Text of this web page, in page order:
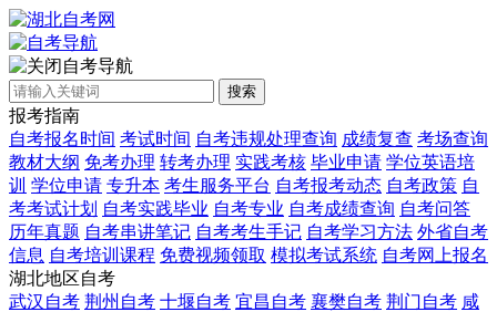
自考导航
搜索
报考指南
自考报名时间 考试时间 自考违规处理查询 成绩复查 考场查询
教材大纲 免考办理 转考办理 实践考核 毕业申请 学位英语培
训 学位申请 专升本 考生服务平台 自考报考动态 自考政策 自
考考试计划 自考实践毕业 自考专业 自考成绩查询 自考问答
历年真题 自考串讲笔记 自考考生手记 自考学习方法 外省自考
信息 自考培训课程 免费视频领取 模拟考试系统 自考网上报名
湖北地区自考
武汉自考 荆州自考 十堰自考 宜昌自考 襄樊自考 荆门自考 咸